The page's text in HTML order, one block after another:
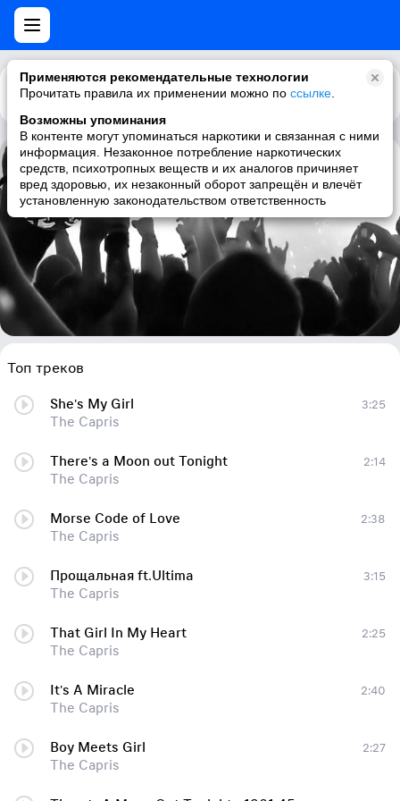
Применяются рекомендательные технологии
Прочитать правила их применении можно по ссылке
Возможны упоминания
В контенте могут упоминаться наркотики и связанная с ними
информация. Незаконное потребление наркотических
средств, психотропных веществ и их аналогов причиняет
вред здоровью, их незаконный оборот запрещён и влечёт
установленную законодательством ответственность
Каталог Рекомендации
The Capris
50s, 60s
Топ треков
She's My Girl
The Capris
3:25
There's a Moon out Tonight
The Capris
2:14
Morse Code of Love
The Capris
2:38
Прощальная ft.Ultima
The Capris
3:15
That Girl In My Heart
The Capris
2:25
It's A Miracle
The Capris
2:40
Boy Meets Girl
The Capris
2:27